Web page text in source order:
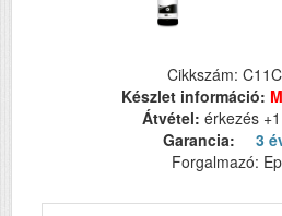
Cikkszám:
Készlet információ:
Átvétel: érkezés
Garancia:
3
Forgalmazó: